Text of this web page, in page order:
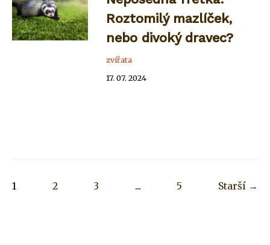
Roztomilý mazlíček,
nebo divoký dravec?
zvířata
17. 07. 2024
1 2 3 ... 5 Starší →